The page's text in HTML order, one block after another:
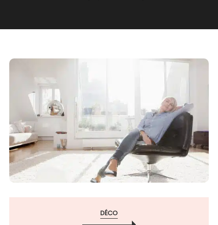
DÉCO